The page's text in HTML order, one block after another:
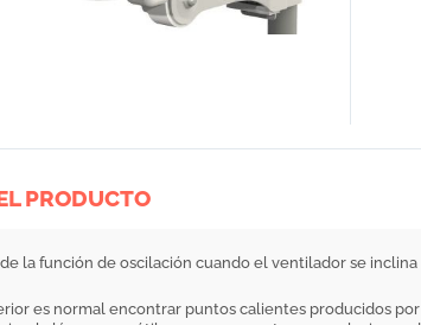
PRODUCTO
la función de oscilación cuando el ventilador se
es normal encontrar puntos calientes producidos